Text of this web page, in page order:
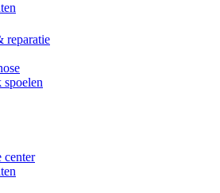
reparatie
spoelen
center